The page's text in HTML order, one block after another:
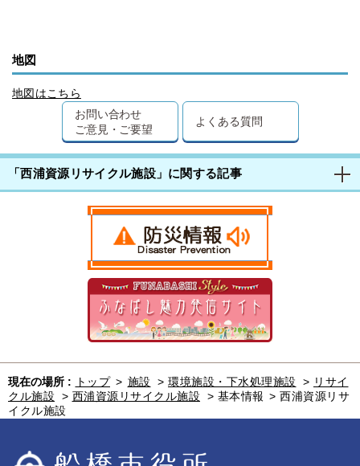
地図
地図はこちら
お問い合わせ
ご意見・ご要望
よくある質問
「西浦資源リサイクル施設」に関する記事
現在の場所 : トップ > 施設 > 環境施設・下水処理施設 > リサイ
クル施設
> 西浦資源リサイクル施設 > 基本情報 > 西浦資源リサ
イクル施設